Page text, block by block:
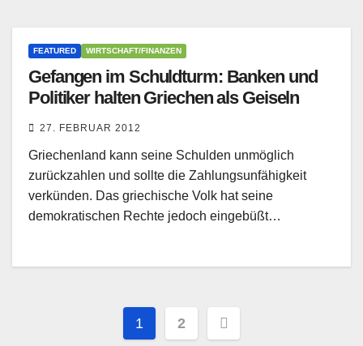
FEATURED WIRTSCHAFT/FINANZEN
Gefangen im Schuldturm: Banken und
Politiker halten Griechen als Geiseln
27. FEBRUAR 2012
Griechenland kann seine Schulden unmöglich
zurückzahlen und sollte die Zahlungsunfähigkeit
verkünden. Das griechische Volk hat seine
demokratischen Rechte jedoch eingebüßt…
Seitennummerierung
1 2